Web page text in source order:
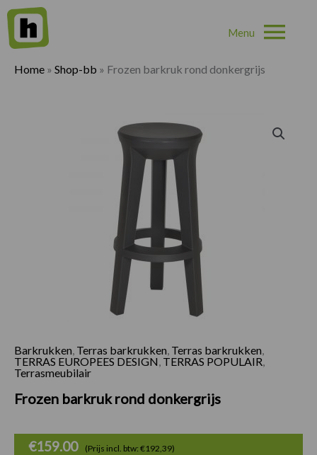
Home » Shop-bb » Frozen barkruk rond donkergrijs
Barkrukken Terras barkrukken Terras barkrukken
TERRAS EUROPEES DESIGN TERRAS POPULAIR
Terrasmeubilair
Frozen barkruk rond donkergrijs
€159.00 (Prijs incl. btw: €192,39)